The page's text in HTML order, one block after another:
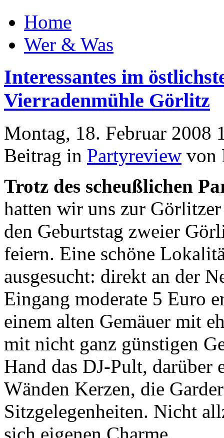
Home
Wer & Was
Interessantes im
Vierradenmühle Görlitz
Montag, 18. Februar 2008
Beitrag in Partyreview von
Trotz des scheußlichen
hatten wir uns zur
den Geburtstag zweier
feiern. Eine schöne
ausgesucht: direkt an der
Eingang moderate 5 Euro
einem alten Gemäuer mit
mit nicht ganz günstigen
Hand das DJ-Pult,
Wänden Kerzen, die
Sitzgelegenheiten. Nicht
sich eigenen Charme.